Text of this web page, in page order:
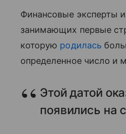
Финансовые эксперты
занимающих первые
которую родилась
определенное число и
Этой датой
появились на